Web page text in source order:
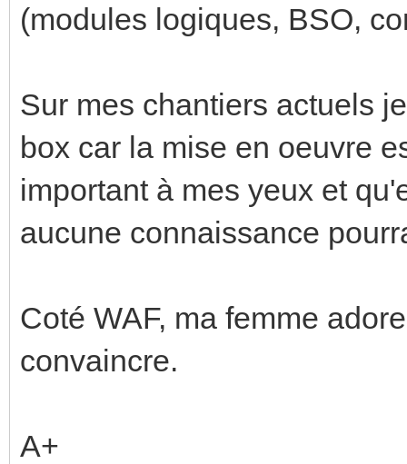
(modules logiques, BSO,
Sur mes chantiers actuels
box car la mise en oeuvre
important à mes yeux et
aucune connaissance
Coté WAF, ma femme
convaincre.
A+